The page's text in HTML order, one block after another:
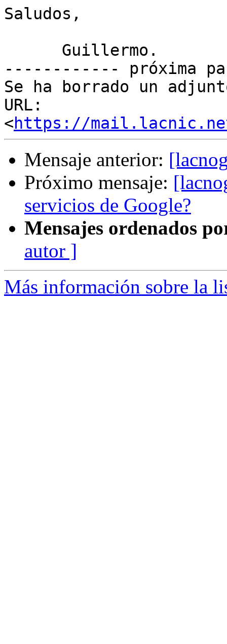
Saludos,
------------ próxima
Se ha borrado un
URL:
<https://mail.lacnic.net/
Mensaje anterior:
Próximo mensaje:
servicios de Google?
Mensajes ordenados
autor ]
Más información sobre la